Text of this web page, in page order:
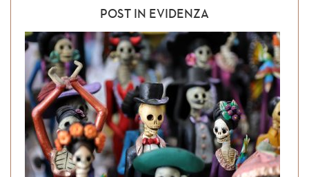
POST IN EVIDENZA